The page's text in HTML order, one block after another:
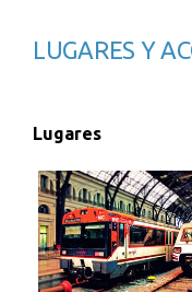
LUGARES Y
Lugares